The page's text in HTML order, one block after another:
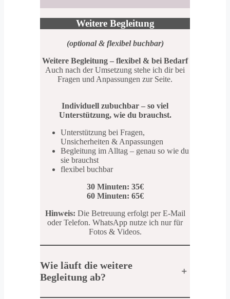
Weitere Begleitung
(optional & flexibel buchbar)
Weitere Begleitung – flexibel & bei Bedarf
Auch nach der Umsetzung stehe ich dir bei
Fragen und Anpassungen zur Seite.
Individuell zubuchbar – so viel
Unterstützung, wie du brauchst.
Unterstützung bei Fragen,
Unsicherheiten & Anpassungen
Begleitung im Alltag – genau so wie du
sie brauchst
flexibel buchbar
30 Minuten: 35€
60 Minuten: 65€
Hinweis: Die Betreuung erfolgt per E-Mail
oder Telefon. WhatsApp nutze ich nur für
Fotos & Videos.
Wie läuft die weitere
Begleitung ab?
+